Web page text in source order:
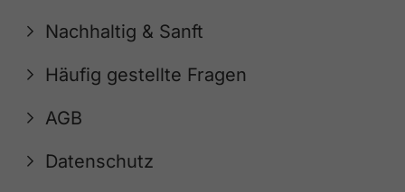
Nachhaltig & Sanft
Häufig gestellte Fragen
AGB
Datenschutz